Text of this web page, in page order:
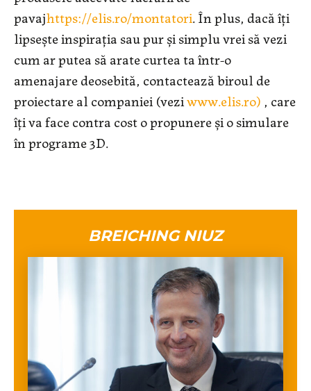
pavajhttps://elis.ro/montatori. În plus, dacă îți
lipsește inspirația sau pur și simplu vrei să vezi
cum ar putea să arate curtea ta într-o
amenajare deosebită, contactează biroul de
proiectare al companiei (veziwww.elis.ro) , care
îți va face contra cost o propunere și o simulare
în programe 3D.
BREICHING NIUZ